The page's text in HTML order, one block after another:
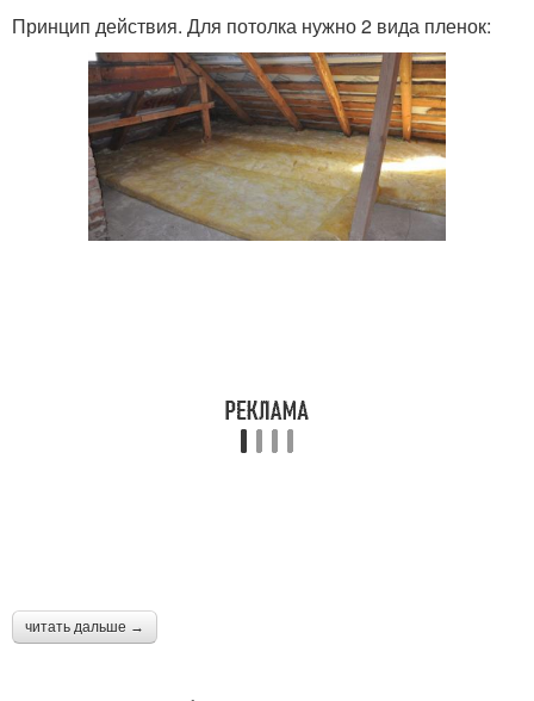
Принцип действия. Для потолка нужно 2 вида пленок:
читать дальше →